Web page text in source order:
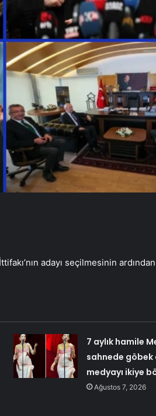
adayı seçilmesinin
7 aylık hamile
sahnede göbek
medyayı ikiye
Ağustos 7, 2026